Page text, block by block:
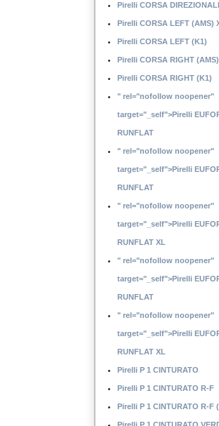
Pirelli CORSA
Pirelli CORSA LEFT (AMS)
Pirelli CORSA LEFT (K1)
Pirelli CORSA RIGHT
Pirelli CORSA RIGHT (K1)
" rel="nofollow noopener"
target="_self">Pirelli
RUNFLAT
" rel="nofollow noopener"
target="_self">Pirelli
RUNFLAT
" rel="nofollow noopener"
target="_self">Pirelli
RUNFLAT XL
" rel="nofollow noopener"
target="_self">Pirelli
RUNFLAT
" rel="nofollow noopener"
target="_self">Pirelli
RUNFLAT XL
Pirelli P 1 CINTURATO
Pirelli P 1 CINTURATO R-F
Pirelli P 1 CINTURATO R-F